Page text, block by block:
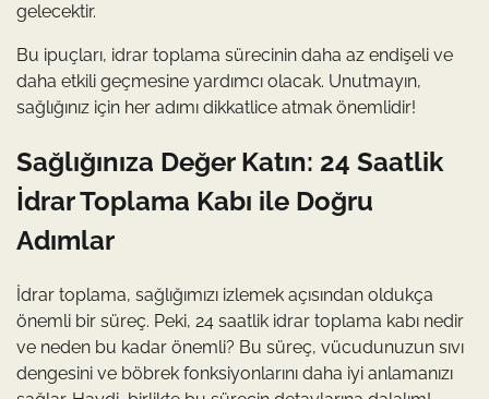
gelecektir.
Bu ipuçları, idrar toplama sürecinin daha az endişeli ve
daha etkili geçmesine yardımcı olacak. Unutmayın,
sağlığınız için her adımı dikkatlice atmak önemlidir!
Sağlığınıza Değer Katın: 24 Saatlik
İdrar Toplama Kabı ile Doğru
Adımlar
İdrar toplama, sağlığımızı izlemek açısından oldukça
önemli bir süreç. Peki, 24 saatlik idrar toplama kabı nedir
ve neden bu kadar önemli? Bu süreç, vücudunuzun sıvı
dengesini ve böbrek fonksiyonlarını daha iyi anlamanızı